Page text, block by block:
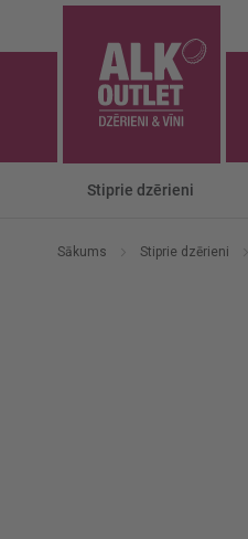
Stiprie dzērieni
Sākums Stiprie dzērieni